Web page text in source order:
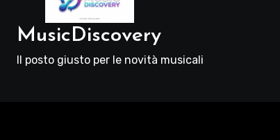
MusicDiscovery
Il posto giusto per le novità musicali